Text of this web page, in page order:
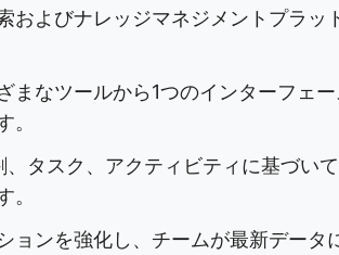
およびナレッジマネジメントプラッ
まなツールから1つのインターフェー
。
タスク、アクティビティに基づい
。
ョンを強化し、チームが最新データ